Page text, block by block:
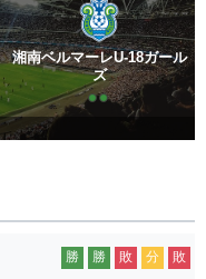
湘南ベルマーレU-18ガール
ズ
勝 勝 敗 分 敗